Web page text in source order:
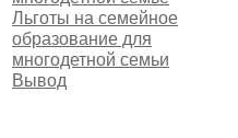
Льготы на семейное
образование для
многодетной семьи
Вывод